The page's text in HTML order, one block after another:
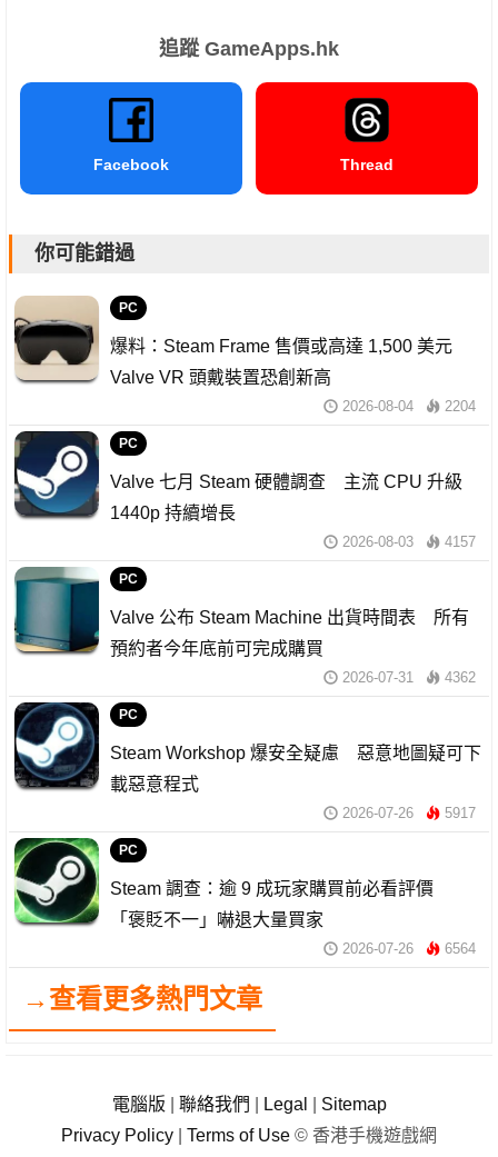
追蹤 GameApps.hk
Facebook Thread
你可能錯過
PC
爆料：Steam Frame 售價或高達 1,500 美元
Valve VR 頭戴裝置恐創新高
2026-08-04 2204
PC
Valve 七月 Steam 硬體調查 主流 CPU 升級
1440p 持續增長
2026-08-03 4157
PC
Valve 公布 Steam Machine 出貨時間表 所有
預約者今年底前可完成購買
2026-07-31 4362
PC
Steam Workshop 爆安全疑慮 惡意地圖疑可下
載惡意程式
2026-07-26 5917
PC
Steam 調查：逾 9 成玩家購買前必看評價
「褒貶不一」嚇退大量買家
2026-07-26 6564
→查看更多熱門文章
電腦版 聯絡我們 Legal
Sitemap
Privacy Policy
Terms of Use © 香港手機遊戲網